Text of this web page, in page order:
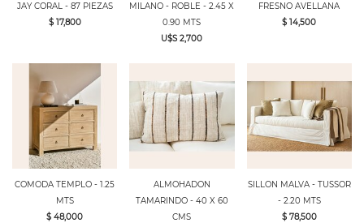
JAY CORAL - 87 PIEZAS
$ 17,800
MILANO - ROBLE - 2.45 X
0.90 MTS
U$S 2,700
FRESNO AVELLANA
$ 14,500
COMODA TEMPLO - 1.25
MTS
$ 48,000
ALMOHADON
TAMARINDO - 40 X 60
CMS
SILLON MALVA - TUSSOR
- 2.20 MTS
$ 78,500